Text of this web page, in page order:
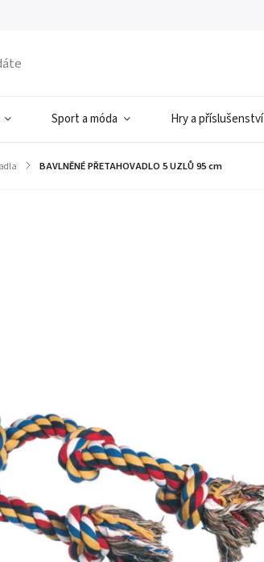
Sport a móda Hry a příslušenství
/ BAVLNĚNÉ PŘETAHOVADLO 5 UZLŮ 95 cm